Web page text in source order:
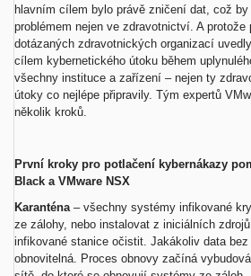
hlavním cílem bylo právě zničení dat, což
problémem nejen ve zdravotnictví. A protože
dotázaných zdravotnických organizací
cílem kybernetického útoku během
všechny instituce a zařízení – nejen ty
útoky co nejlépe připravily. Tým expertů
několik kroků.
První kroky pro potlačení kybernákazy
Black a VMware NSX
Karanténa – všechny systémy infikované
ze zálohy, nebo instalovat z iniciálních
infikované stanice očistit. Jakákoliv data
obnovitelná. Proces obnovy začíná